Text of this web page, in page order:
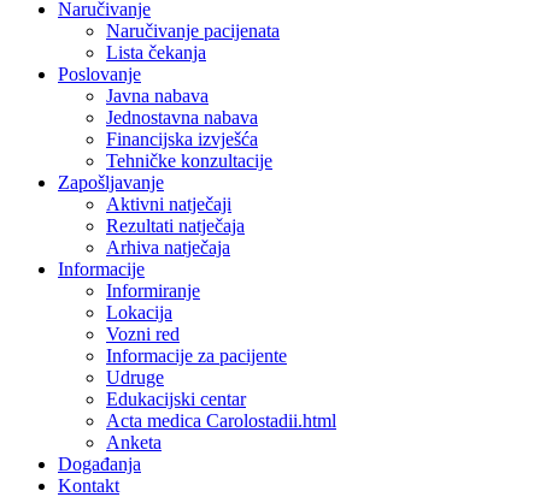
Naručivanje
Naručivanje pacijenata
Lista čekanja
Poslovanje
Javna nabava
Jednostavna nabava
Financijska izvješća
Tehničke konzultacije
Zapošljavanje
Aktivni natječaji
Rezultati natječaja
Arhiva natječaja
Informacije
Informiranje
Lokacija
Vozni red
Informacije za pacijente
Udruge
Edukacijski centar
Acta medica Carolostadii.html
Anketa
Događanja
Kontakt